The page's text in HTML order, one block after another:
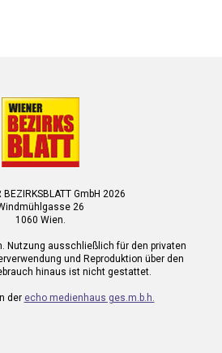
BEZIRKSBLATT GmbH 2026
26
1060 Wien.
Nutzung ausschließlich für den privaten
und Reproduktion über den
hinaus ist nicht gestattet.
der echo medienhaus ges.m.b.h.